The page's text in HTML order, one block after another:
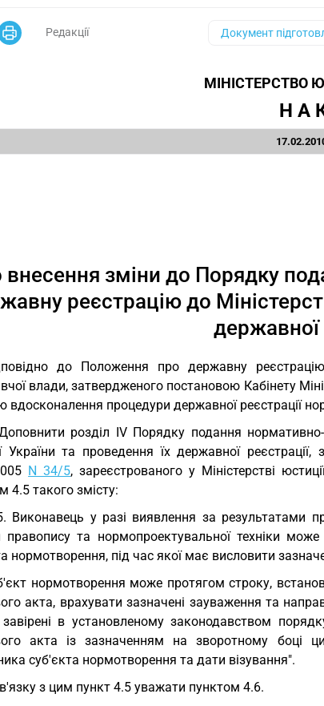
Редакції Документ
МІНІСТЕРСТВО
Н А
внесення зміни до Порядку
реєстрацію до
державної
до Положення про державну
влади, затвердженого постановою Кабінету
вдосконалення процедури державної реєстрації
розділ IV Порядку подання
України та проведення їх державної
N 34/5, зареєстрованого у Міністерстві
4.5 такого змісту:
Виконавець у разі виявлення за результатами
правопису та нормопроектувальної техніки
нормотворення, під час якої має висловити
нормотворення може протягом строку,
акта, врахувати зазначені зауваження та
в установленому законодавством
акта із зазначенням на зворотному боці
суб'єкта нормотворення та дати візування".
з цим пункт 4.5 уважати пунктом 4.6.